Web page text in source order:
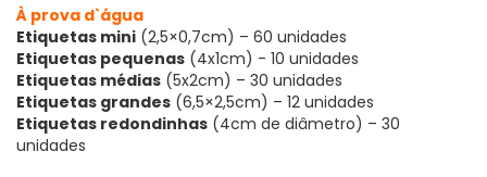
À prova d`água
Etiquetas mini (2,5×0,7cm) – 60 unidades
Etiquetas pequenas (4x1cm) - 10 unidades
Etiquetas médias (5x2cm) – 30 unidades
Etiquetas grandes (6,5×2,5cm) – 12 unidades
Etiquetas redondinhas (4cm de diâmetro) – 30
unidades